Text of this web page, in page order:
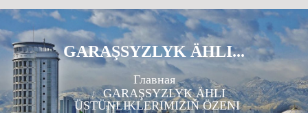
GARAŞSYZLYK ÄHLI...
Главная
GARAŞSYZLYK ÄHLI
ÜSTÜNLIKLERIMIZIŇ ÖZENI